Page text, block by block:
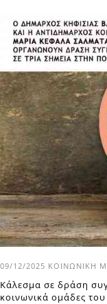
09/12/2025 ΚΟΙΝΩΝΙΚΉ
Κάλεσμα σε δράση
κοινωνικά ομάδες